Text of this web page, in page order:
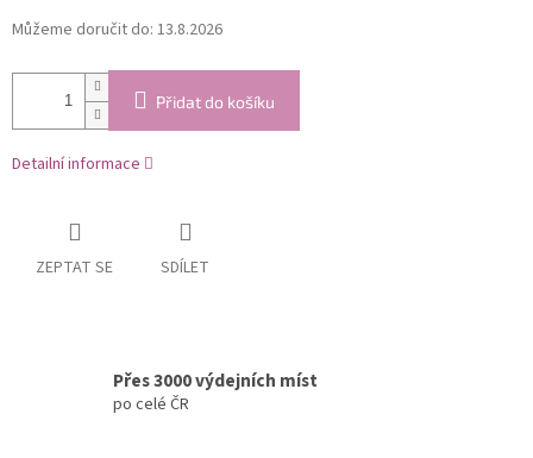
Můžeme doručit do: 13.8.2026
Přidat do košíku
Detailní informace
ZEPTAT SE SDÍLET
Přes 3000 výdejních míst
po celé ČR